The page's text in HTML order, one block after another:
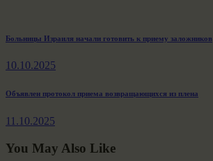
Навигация
по
Previous
Больницы Израиля начали готовить к приему заложников
10.10.2025
Next
Объявлен протокол приема возвращающихся из плена
11.10.2025
You May Also Like